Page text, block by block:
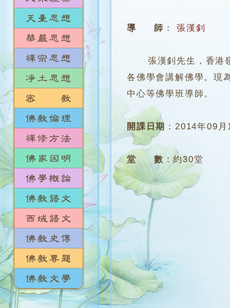
導 師 ： 張漢釗
張漢釗先生，香港嶺
各佛學會講解佛學。現
中心等佛學班導師。
開課日期 ：2014年09月
堂 數 ：約30堂